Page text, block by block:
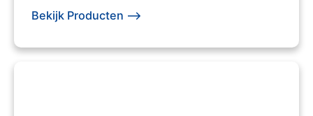
Bekijk Producten -->